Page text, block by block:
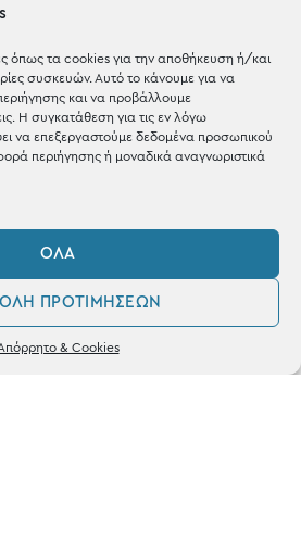
όπως τα cookies για την αποθήκευση ή/και
συσκευών. Αυτό το κάνουμε για να
και να προβάλλουμε
Η συγκατάθεση για τις εν λόγω
να επεξεργαστούμε δεδομένα προσωπικού
περιήγησης ή μοναδικά αναγνωριστικά
ΌΛΑ
ΠΡΟΤΙΜΉΣΕΩΝ
& Cookies
Blog
the look
17, 38221 Βόλος
2421 217300
/ Σαβ: 09:00 - 15:00
0